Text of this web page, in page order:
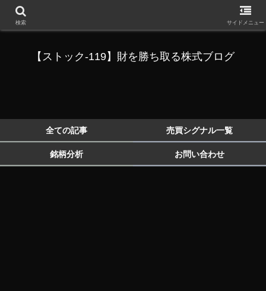
【ストック-119】財を勝ち取る株式ブログ
全ての記事 売買シグナル一覧
銘柄分析 お問い合わせ
検索 サイドメニュー